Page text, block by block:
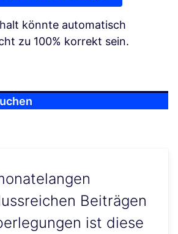
könnte automatisch
zu 100% korrekt sein.
Beiträgen
ist diese